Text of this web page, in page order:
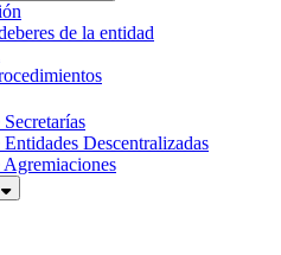
de la entidad
Descentralizadas